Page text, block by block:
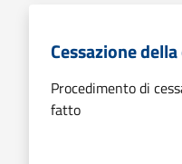
Cessazione
Procedimento di
fatto